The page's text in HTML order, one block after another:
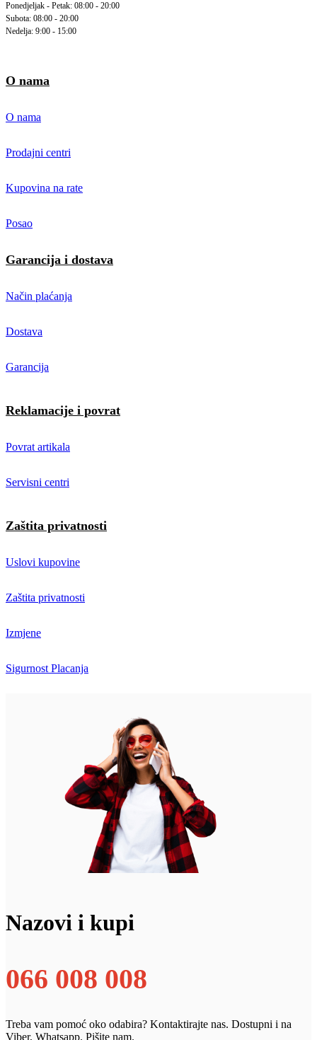
Ponedjeljak - Petak: 08:00 - 20:00
Subota: 08:00 - 20:00
Nedelja: 9:00 - 15:00
O nama
O nama
Prodajni centri
Kupovina na rate
Posao
Garancija i dostava
Način plaćanja
Dostava
Garancija
Reklamacije i povrat
Povrat artikala
Servisni centri
Zaštita privatnosti
Uslovi kupovine
Zaštita privatnosti
Izmjene
Sigurnost Placanja
Nazovi i kupi
066 008 008
Treba vam pomoć oko odabira? Kontaktirajte nas. Dostupni i na
Viber, Whatsapp. Pišite nam.